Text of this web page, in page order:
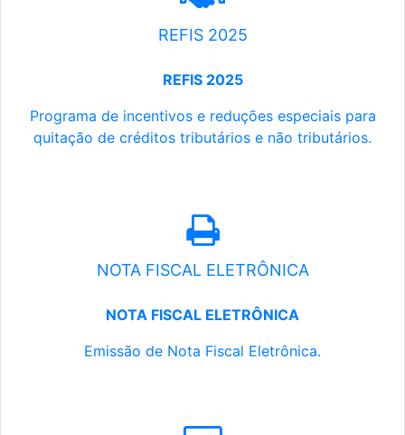
REFIS 2025
REFIS 2025
Programa de incentivos e reduções especiais para
quitação de créditos tributários e não tributários.
NOTA FISCAL ELETRÔNICA
NOTA FISCAL ELETRÔNICA
Emissão de Nota Fiscal Eletrônica.